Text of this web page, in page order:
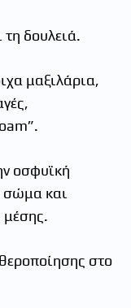
τη δουλειά.
μαξιλάρια,
οσφυϊκή
σώμα και
μέσης.
στο